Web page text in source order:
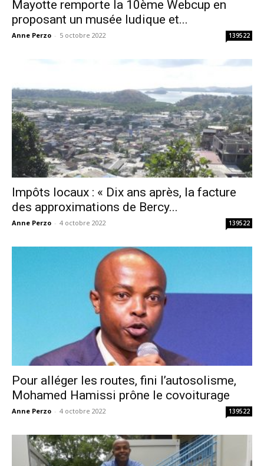
Mayotte remporte la 10ème Webcup en
proposant un musée ludique et...
Anne Perzo - 5 octobre 2022 139522
Impôts locaux : « Dix ans après, la facture
des approximations de Bercy...
Anne Perzo - 4 octobre 2022 139522
Pour alléger les routes, fini l’autosolisme,
Mohamed Hamissi prône le covoiturage
Anne Perzo - 4 octobre 2022 139522